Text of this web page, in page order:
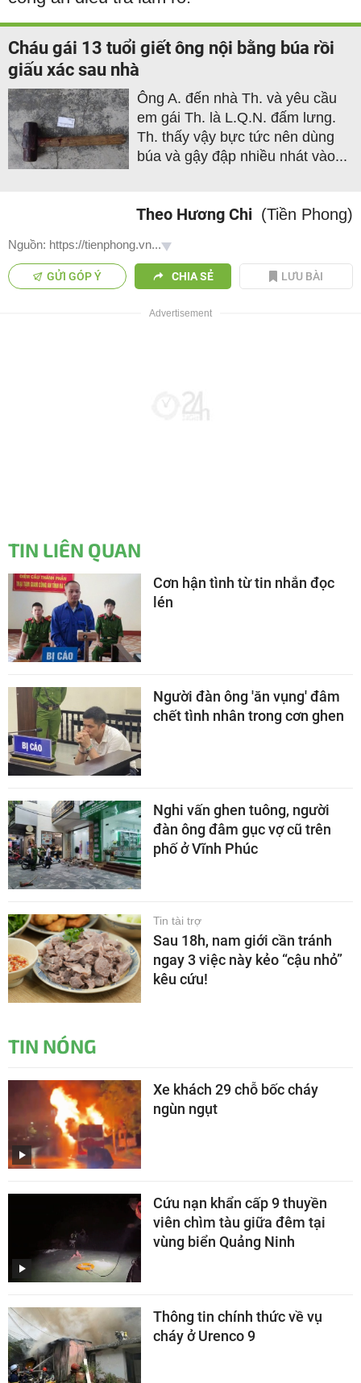
Cháu gái 13 tuổi giết ông nội bằng búa rồi
giấu xác sau nhà
Ông A. đến nhà Th. và yêu cầu
em gái Th. là L.Q.N. đấm lưng.
Th. thấy vậy bực tức nên dùng
búa và gậy đập nhiều nhát vào...
Theo Hương Chi (Tiền Phong)
Nguồn: https://tienphong.vn...
GỬI GÓP Ý CHIA SẺ LƯU BÀI
TIN LIÊN QUAN
Cơn hận tình từ tin nhắn đọc
lén
Người đàn ông 'ăn vụng' đâm
chết tình nhân trong cơn ghen
Nghi vấn ghen tuông, người
đàn ông đâm gục vợ cũ trên
phố ở Vĩnh Phúc
Tin tài trợ
Sau 18h, nam giới cần tránh
ngay 3 việc này kẻo “cậu nhỏ”
kêu cứu!
TIN NÓNG
Xe khách 29 chỗ bốc cháy
ngùn ngụt
Cứu nạn khẩn cấp 9 thuyền
viên chìm tàu giữa đêm tại
vùng biển Quảng Ninh
Thông tin chính thức về vụ
cháy ở Urenco 9